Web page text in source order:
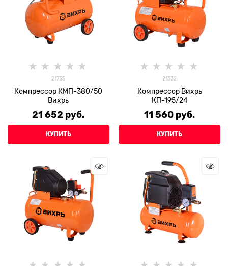
21735
Компрессор КМП-380/50
Вихрь
21 652 руб.
КУПИТЬ
21332
Компрессор Вихрь
КП-195/24
11 560 руб.
КУПИТЬ